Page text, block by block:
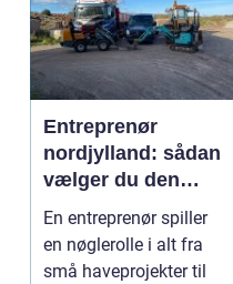
Entreprenør
nordjylland: sådan
vælger du den
rette
samarbejdspartner
til dit byggeri
En entreprenør spiller
en nøglerolle i alt fra
små haveprojekter til